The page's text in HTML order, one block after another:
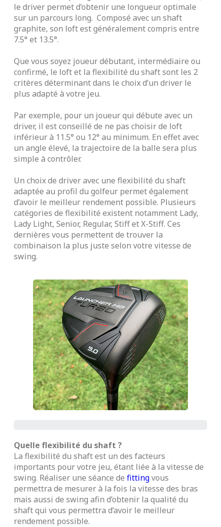
le driver permet d’obtenir une longueur optimale
sur un parcours long. Composé avec un shaft
graphite, son loft est généralement compris entre
7.5° et 13.5°.
Que vous soyez joueur débutant, intermédiaire ou
confirmé, le loft et la flexibilité du shaft sont les 2
critères déterminant dans le choix d’un driver le
plus adapté à votre jeu.
Par exemple, pour un joueur qui débute avec un
driver, il est conseillé de ne pas choisir de loft
inférieur à 11.5° ou 12° au minimum. En effet avec
un angle élevé, la trajectoire de la balle sera plus
simple à contrôler.
Un choix de driver avec une flexibilité du shaft
adaptée au profil du golfeur permet également
d’avoir le meilleur rendement possible. Plusieurs
catégories de flexibilité existent notamment Lady,
Lady Light, Senior, Regular, Stiff et X-Stiff. Ces
dernières vous permettent de trouver la
combinaison la plus juste selon votre vitesse de
swing.
Quelle flexibilité du shaft ?
La flexibilité du shaft est un des facteurs
importants pour votre jeu, étant liée à la vitesse de
swing. Réaliser une séance de fittingvous
permettra de mesurer à la fois la vitesse des bras
mais aussi de swing afin d’obtenir la qualité du
shaft qui vous permettra d’avoir le meilleur
rendement possible.